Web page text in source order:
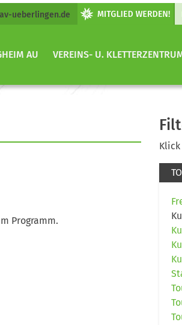
ueberlingen.de
AU VEREINS- U.
Programm.